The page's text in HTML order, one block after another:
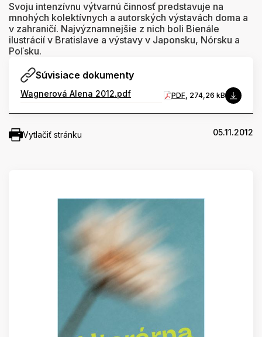
Svoju intenzívnu výtvarnú činnosť predstavuje na
mnohých kolektívnych a autorských výstavách doma a
v zahraničí. Najvýznamnejšie z nich boli Bienále
ilustrácií v Bratislave a výstavy v Japonsku, Nórsku a
Poľsku.
Súvisiace dokumenty
Wagnerová Alena 2012.pdf PDF, 274,26 kB
Vytlačiť stránku 05.11.2012